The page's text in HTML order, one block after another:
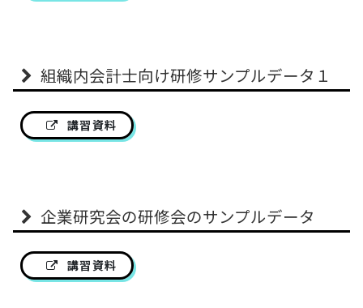
組織内会計士向け研修サンプルデータ１
講習資料
企業研究会の研修会のサンプルデータ
講習資料